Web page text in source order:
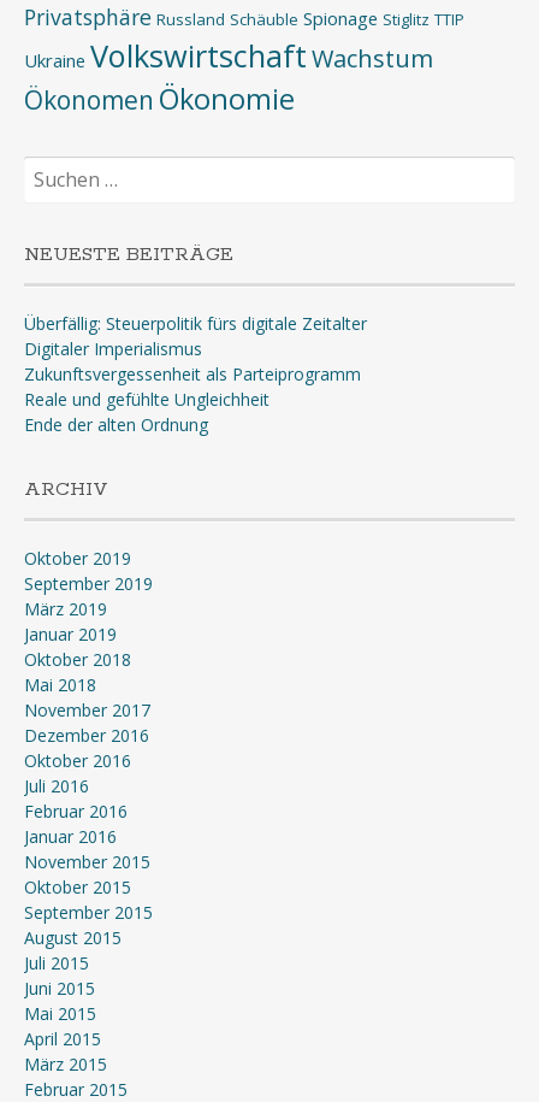
Privatsphäre Russland Schäuble Spionage Stiglitz TTIP
Ukraine VolkswirtschaftWachstum
Ökonomen Ökonomie
Suchen
nach:
NEUESTE BEITRÄGE
Überfällig: Steuerpolitik fürs digitale Zeitalter
Digitaler Imperialismus
Zukunftsvergessenheit als Parteiprogramm
Reale und gefühlte Ungleichheit
Ende der alten Ordnung
ARCHIV
Oktober 2019
September 2019
März 2019
Januar 2019
Oktober 2018
Mai 2018
November 2017
Dezember 2016
Oktober 2016
Juli 2016
Februar 2016
Januar 2016
November 2015
Oktober 2015
September 2015
August 2015
Juli 2015
Juni 2015
Mai 2015
April 2015
März 2015
Februar 2015